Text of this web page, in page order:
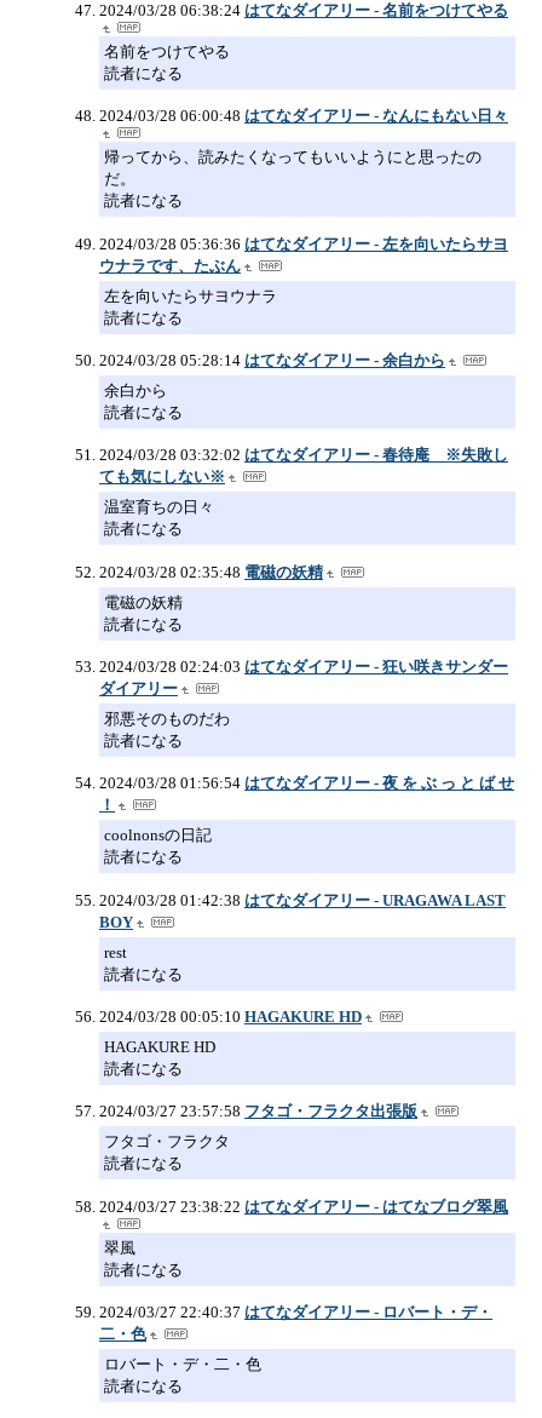
2024/03/28 06:38:24 はてなダイアリー - 名前をつけてやる
名前をつけてやる
読者になる
2024/03/28 06:00:48 はてなダイアリー - なんにもない日々
帰ってから、読みたくなってもいいようにと思ったの
だ。
読者になる
2024/03/28 05:36:36 はてなダイアリー - 左を向いたらサヨ
ウナラです、たぶん
左を向いたらサヨウナラ
読者になる
2024/03/28 05:28:14 はてなダイアリー - 余白から
余白から
読者になる
2024/03/28 03:32:02 はてなダイアリー - 春待庵 ※失敗し
ても気にしない※
温室育ちの日々
読者になる
2024/03/28 02:35:48 電磁の妖精
電磁の妖精
読者になる
2024/03/28 02:24:03 はてなダイアリー - 狂い咲きサンダー
ダイアリー
邪悪そのものだわ
読者になる
2024/03/28 01:56:54 はてなダイアリー - 夜 を ぶ っ と ば せ
！
coolnonsの日記
読者になる
2024/03/28 01:42:38 はてなダイアリー - URAGAWA LAST
BOY
rest
読者になる
2024/03/28 00:05:10 HAGAKURE HD
HAGAKURE HD
読者になる
2024/03/27 23:57:58 フタゴ・フラクタ出張版
フタゴ・フラクタ
読者になる
2024/03/27 23:38:22 はてなダイアリー - はてなブログ翠風
翠風
読者になる
2024/03/27 22:40:37 はてなダイアリー - ロバート・デ・
二・色
ロバート・デ・二・色
読者になる